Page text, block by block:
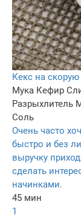
Кекс на скорую
Мука Кефир
Разрыхлитель
Соль
Очень часто
быстро и без
выручку
сделать
начинками.
45 мин
1